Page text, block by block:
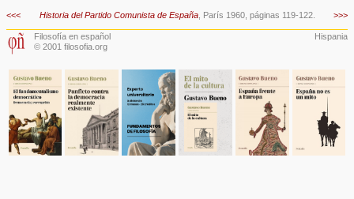
<<< >>>
Historia del Partido Comunista de España, París 1960, páginas 119-122.
Filosofía en español
© 2001 filosofia.org
Hispania